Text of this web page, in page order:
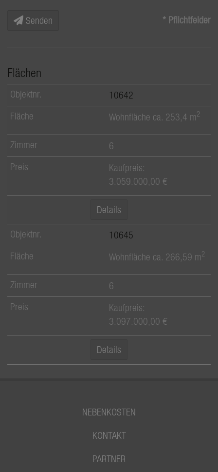
Senden * Pflichtfelder
Flächen
10642
Wohnfläche ca. 253,4 m2
6
Kaufpreis:
3.059.000,00 €
Details
10645
Wohnfläche ca. 266,59 m2
6
Kaufpreis:
3.097.000,00 €
Details
NEBENKOSTEN
KONTAKT
PARTNER